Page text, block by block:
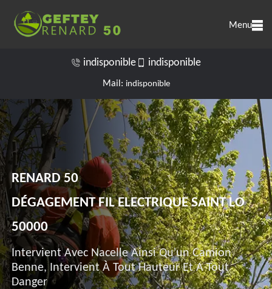
Menu
indisponible indisponible
Mail: indisponible
RENARD 50
DÉGAGEMENT FIL ELECTRIQUE SAINT LO
50000
Intervient Avec Nacelle Ainsi Qu'un Camion
Benne, Intervient À Tout Hauteur Et A Tout
Danger